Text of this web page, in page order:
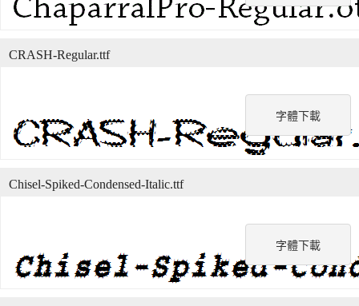
字體下載
CRASH-Regular.ttf
字體下載
Chisel-Spiked-Condensed-Italic.ttf